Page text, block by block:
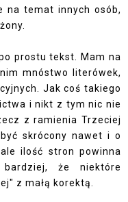
na temat innych osób,
prostu tekst. Mam na
mnóstwo literówek,
Jak coś takiego
i nikt z tym nic nie
z ramienia Trzeciej
skrócony nawet i o
ilość stron powinna
że niektóre
z małą korektą.